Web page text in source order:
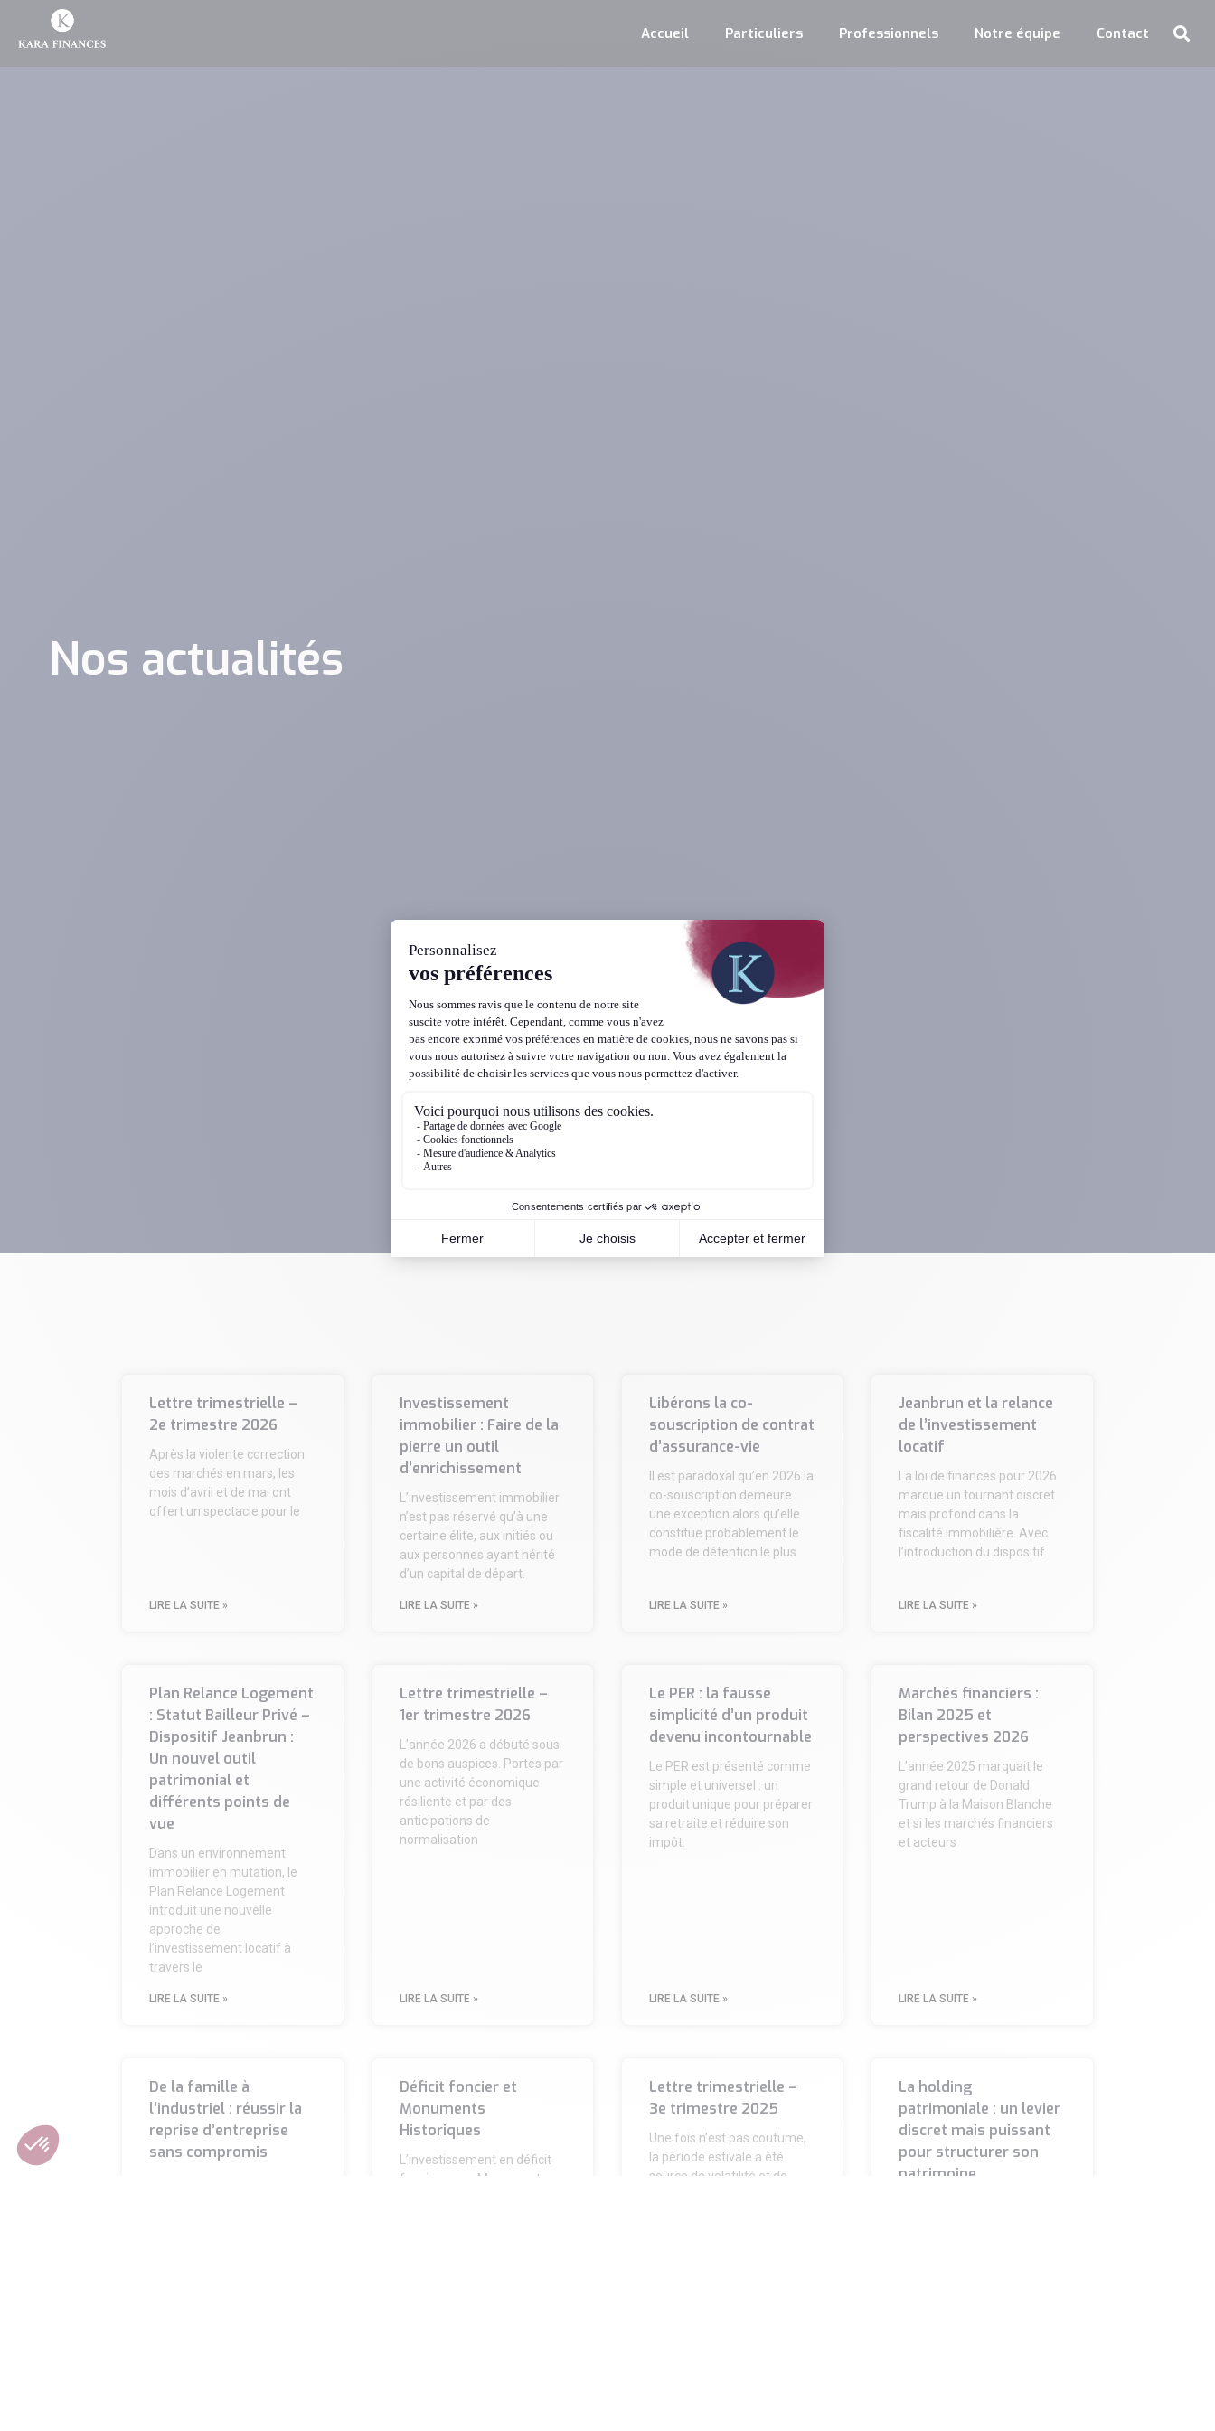
Accueil Particuliers Professionnels Notre équipe Contact
Nos actualités
Lettre trimestrielle –
2e trimestre 2026
Après la violente correction
des marchés en mars, les
mois d’avril et de mai ont
offert un spectacle pour le
LIRE LA SUITE »
Investissement
immobilier : Faire de la
pierre un outil
d’enrichissement
L’investissement immobilier
n’est pas réservé qu’à une
certaine élite, aux initiés ou
aux personnes ayant hérité
d’un capital de départ.
LIRE LA SUITE »
Libérons la co-
souscription de contrat
d’assurance-vie
Il est paradoxal qu’en 2026 la
co-souscription demeure
une exception alors qu’elle
constitue probablement le
mode de détention le plus
LIRE LA SUITE »
Jeanbrun et la relance
de l’investissement
locatif
La loi de finances pour 2026
marque un tournant discret
mais profond dans la
fiscalité immobilière. Avec
l’introduction du dispositif
LIRE LA SUITE »
Plan Relance Logement
: Statut Bailleur Privé –
Dispositif Jeanbrun :
Un nouvel outil
patrimonial et
différents points de
vue
Dans un environnement
immobilier en mutation, le
Plan Relance Logement
introduit une nouvelle
approche de
l’investissement locatif à
travers le
LIRE LA SUITE »
Lettre trimestrielle –
1er trimestre 2026
L’année 2026 a débuté sous
de bons auspices. Portés par
une activité économique
résiliente et par des
anticipations de
normalisation
LIRE LA SUITE »
Le PER : la fausse
simplicité d’un produit
devenu incontournable
Le PER est présenté comme
simple et universel : un
produit unique pour préparer
sa retraite et réduire son
impôt.
LIRE LA SUITE »
Marchés financiers :
Bilan 2025 et
perspectives 2026
L’année 2025 marquait le
grand retour de Donald
Trump à la Maison Blanche
et si les marchés financiers
et acteurs
LIRE LA SUITE »
De la famille à
l’industriel : réussir la
reprise d’entreprise
sans compromis
Déficit foncier et
Monuments
Historiques
L’investissement en déficit
foncier ou en Monuments
Lettre trimestrielle –
3e trimestre 2025
Une fois n’est pas coutume,
la période estivale a été
source de volatilité et de
La holding
patrimoniale : un levier
discret mais puissant
pour structurer son
patrimoine